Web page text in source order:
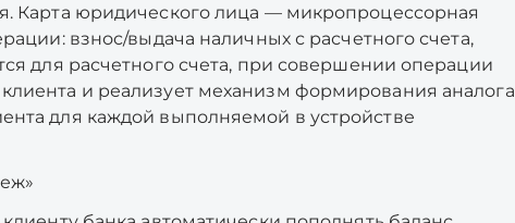
Карта юридического лица — микропроцессорная
взнос/выдача наличных с расчетного счета,
для расчетного счета, при совершении операции
и реализует механизм формирования аналога
для каждой выполняемой в устройстве